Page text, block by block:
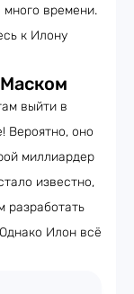
много времени.
к Илону
выйти в
Вероятно, оно
миллиардер
известно,
разработать
Илон всё